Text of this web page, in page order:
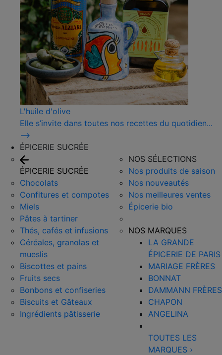
L'huile d'olive
Elle s’invite dans toutes nos recettes du quotidien...
⟶
ÉPICERIE SUCRÉE
ÉPICERIE SUCRÉE
Chocolats
Confitures et compotes
Miels
Pâtes à tartiner
Thés, cafés et infusions
Céréales, granolas et
mueslis
Biscottes et pains
Fruits secs
Bonbons et confiseries
Biscuits et Gâteaux
Ingrédients pâtisserie
NOS SÉLECTIONS
Nos produits de saison
Nos nouveautés
Nos meilleures ventes
Épicerie bio
NOS MARQUES
LA GRANDE
ÉPICERIE DE PARIS
MARIAGE FRÈRES
BONNAT
DAMMANN FRÈRES
CHAPON
ANGELINA
TOUTES LES
MARQUES ›